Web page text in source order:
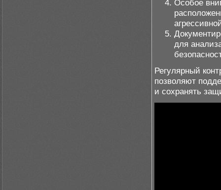
Особое
для
Регулярный
позволяют
и сохранять